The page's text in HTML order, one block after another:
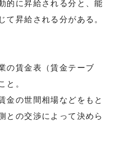
的に昇給される分と、能
昇給される分がある。
の賃金表（賃金テーブ
。
金の世間相場などをもと
との交渉によって決めら